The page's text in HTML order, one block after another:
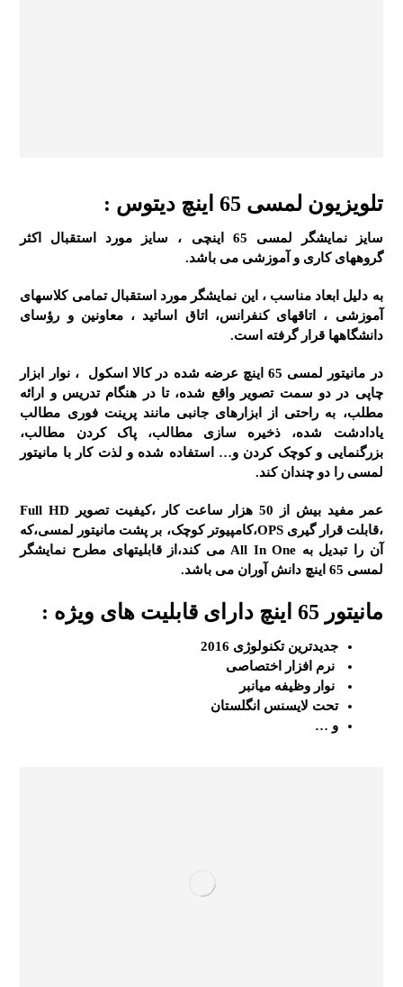
تلویزیون لمسی 65 اینچ دیتوس :
سایزنمایشگر لمسی
65 اینچی ، سایز مورد استقبال اکثر
گروههای کاری و آموزشی می باشد.
به دلیل ابعاد مناسب ، این نمایشگر مورد استقبال تمامی کلاسهای
آموزشی ، اتاقهای کنفرانس، اتاق اساتید ، معاونین و رؤسای
دانشگاهها قرار گرفته است.
در مانیتور لمسی کالا اسکول
، نوار ابزار
چاپی در دو سمت تصویر واقع شده، تا در هنگام تدریس و ارائه
مطلب، به راحتی از ابزارهای جانبی مانند پرینت فوری مطالب
یادادشت شده، ذخیره سازی مطالب، پاک کردن مطالب،
بزرگنمایی و کوچک کردن و… استفاده شده و لذت کار با مانیتور
لمسی را دو چندان کند.
عمر مفید بیش از 50 هزار ساعت کار ،کیفیت تصویر Full HD
،قابلت قرار گیری OPS،کامپیوتر کوچک، بر پشت مانیتور لمسی،که
آن را تبدیل به All In One می کند،از قابلیتهای مطرح نمایشگر
لمسی 65 اینچ دانش آوران می باشد.
مانیتور 65 اینچ دارای قابلیت های ویژه :
جدیدترین تکنولوژی 2016
نرم افزار اختصاصی
نوار وظیفه میانبر
تحت لایسنس انگلستان
و …